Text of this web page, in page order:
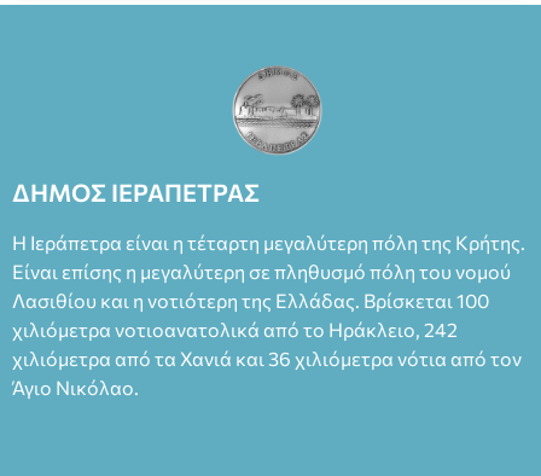
Πλαστήρα), E&G Mini market (Δημοκρατίας 39 Ιεράπετρα)
(Είσοδος ΕΠΑ.Λ.) Έναρξη 21:15 Οργάνωση: ΚΝΩΣΟΣ
ΘΕΑΤΡΙΚΕΣ ΠΑΡΑΓΩΓΕΣ ΕΕ
ΔΗΜΟΣ ΙΕΡΑΠΕΤΡΑΣ
Η Ιεράπετρα είναι η τέταρτη μεγαλύτερη πόλη της Κρήτης.
Είναι επίσης η μεγαλύτερη σε πληθυσμό πόλη του νομού
Λασιθίου και η νοτιότερη της Ελλάδας. Βρίσκεται 100
χιλιόμετρα νοτιοανατολικά από το Ηράκλειο, 242
χιλιόμετρα από τα Χανιά και 36 χιλιόμετρα νότια από τον
Άγιο Νικόλαο.